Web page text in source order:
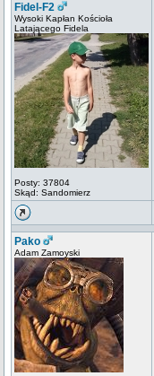
Fidel-F2
Wysoki Kapłan Kościoła
Latającego Fidela
Posty: 37804
Skąd: Sandomierz
Pako
Adam Zamoyski